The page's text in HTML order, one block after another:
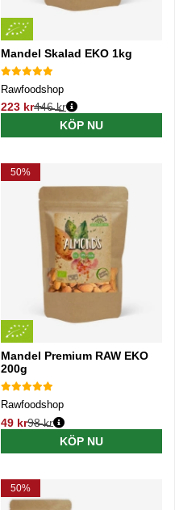
Mandel Skalad EKO 1kg
Rawfoodshop
223 kr
Ordinarie pris:
446 kr
KÖP NU
50%
Mandel Premium RAW EKO
200g
Rawfoodshop
49 kr
Ordinarie pris:
98 kr
KÖP NU
50%